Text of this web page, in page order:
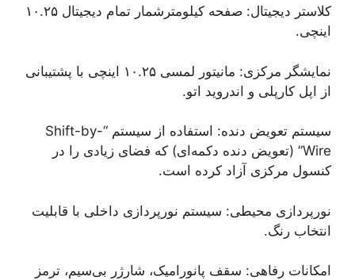
کلاستر دیجیتال: صفحه کیلومترشمار تمام دیجیتال ۱۰.۲۵
اینچی.
نمایشگر مرکزی: مانیتور لمسی ۱۰.۲۵ اینچی با پشتیبانی
از اپل کارپلی و اندروید اتو.
سیستم تعویض دنده: استفاده از سیستم “Shift-by-
Wire” (تعویض دنده دکمه‌ای) که فضای زیادی را در
کنسول مرکزی آزاد کرده است.
نورپردازی محیطی: سیستم نورپردازی داخلی با قابلیت
انتخاب رنگ.
امکانات رفاهی: سقف پانورامیک، شارژر بی‌سیم، ترمز